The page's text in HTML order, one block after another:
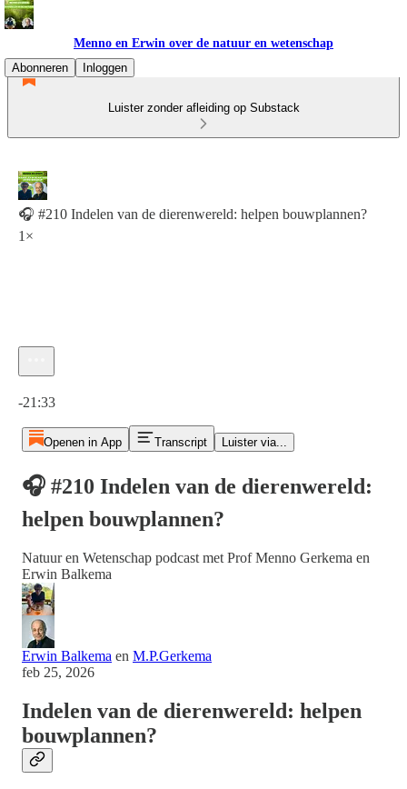
Menno en Erwin over de natuur en wetenschap
Abonneren
Inloggen
Luister zonder afleiding op Substack
🎧 #210 Indelen van de dierenwereld: helpen bouwplannen?
1×
-21:33
Openen in App Transcript Luister via...
🎧 #210 Indelen van de dierenwereld:
helpen bouwplannen?
Natuur en Wetenschap podcast met Prof Menno Gerkema en
Erwin Balkema
Erwin Balkema en M.P.Gerkema
feb 25, 2026
Indelen van de dierenwereld: helpen
bouwplannen?